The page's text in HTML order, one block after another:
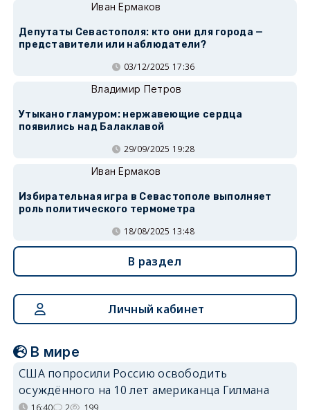
Иван Ермаков
Депутаты Севастополя: кто они для города —
представители или наблюдатели?
03/12/2025 17:36
Владимир Петров
Утыкано гламуром: нержавеющие сердца
появились над Балаклавой
29/09/2025 19:28
Иван Ермаков
Избирательная игра в Севастополе выполняет
роль политического термометра
18/08/2025 13:48
В раздел
Личный кабинет
В мире
США попросили Россию освободить
осуждённого на 10 лет американца Гилмана
16:40 2 199